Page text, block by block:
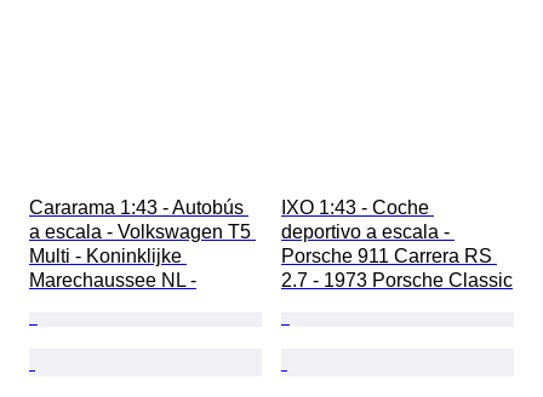
Cararama 1:43 - Autobús
a escala - Volkswagen T5
Multi - Koninklijke
Marechaussee NL -
IXO 1:43 - Coche
deportivo a escala -
Porsche 911 Carrera RS
2.7 - 1973 Porsche Classic